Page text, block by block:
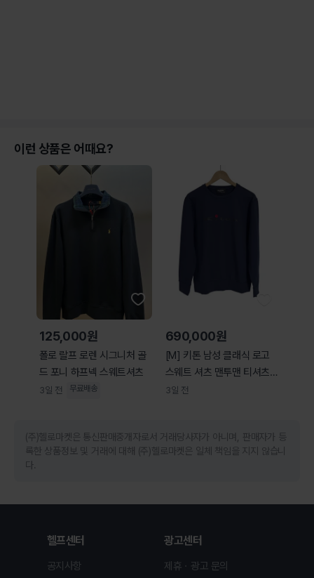
이런 상품은 어때요?
125,000원
폴로 랄프 로렌 시그니처 골
드 포니 하프넥 스웨트셔츠
3일 전 무료배송
690,000원
[M] 키톤 남성 클래식 로고
스웨트 셔츠 맨투맨 티셔츠
네이비
3일 전
(주)헬로마켓은 통신판매중개자로서 거래당사자가 아니며, 판매자가 등
록한 상품정보 및 거래에 대해 (주)헬로마켓은 일체 책임을 지지 않습니
다.
헬프센터
공지사항
광고센터
제휴ㆍ광고 문의